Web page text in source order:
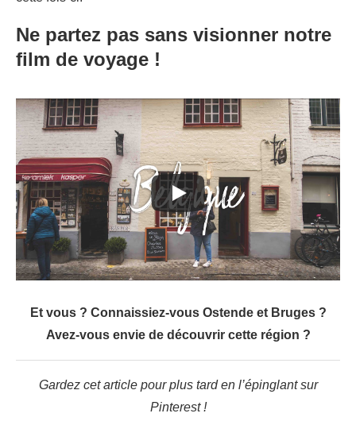
Ne partez pas sans visionner notre
film de voyage !
Et vous ? Connaissiez-vous Ostende et Bruges ?
Avez-vous envie de découvrir cette région ?
Gardez cet article pour plus tard en l’épinglant sur
Pinterest !